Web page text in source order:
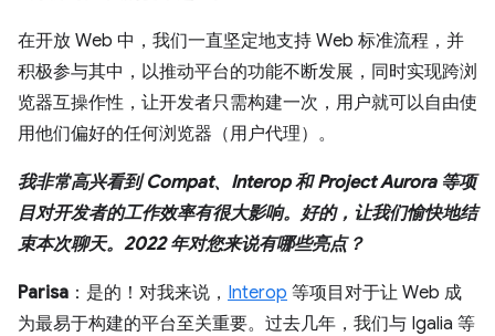
在开放 Web 中，我们一直坚定地支持 Web 标准流程，并
积极参与其中，以推动平台的功能不断发展，同时实现跨浏
览器互操作性，让开发者只需构建一次，用户就可以自由使
用他们偏好的任何浏览器（用户代理）。
我非常高兴看到 Compat、Interop 和 Project Aurora 等项
目对开发者的工作效率有很大影响。好的，让我们愉快地结
束本次聊天。2022 年对您来说有哪些亮点？
Parisa ：是的！对我来说， Interop 等项目对于让 Web 成
为最易于构建的平台至关重要。过去几年，我们与 Igalia 等